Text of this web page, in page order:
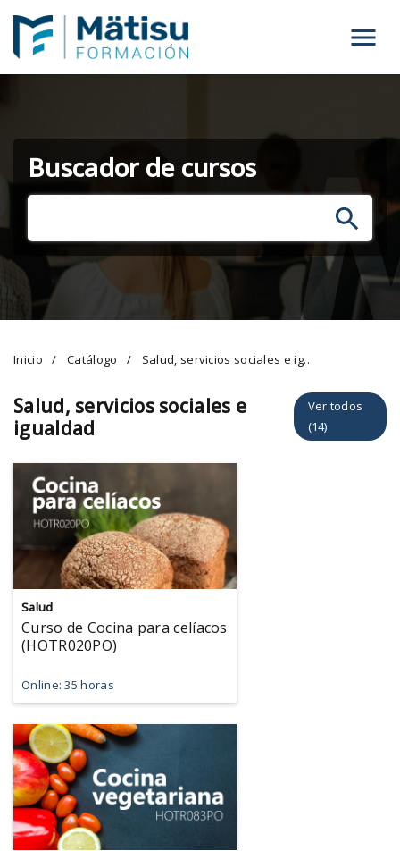
Menú
Buscador de cursos
Inicio Catálogo Salud, servicios sociales e igualdad
Salud, servicios sociales e
igualdad
Ver todos
(14)
Salud
Curso de Cocina para celíacos
(HOTR020PO)
Online: 35 horas